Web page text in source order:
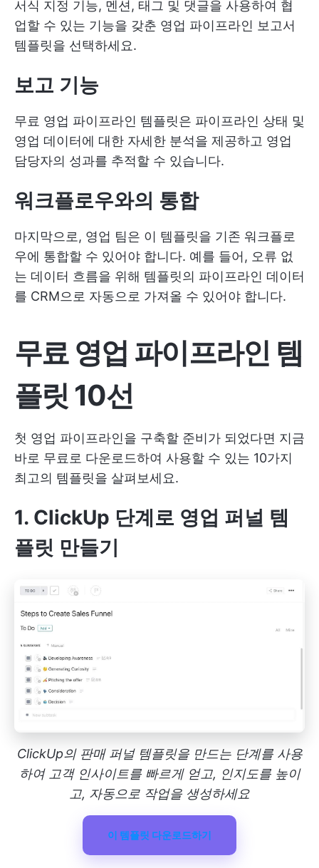
서식 지정 기능, 멘션, 태그 및 댓글을 사용하여 협
업할 수 있는 기능을 갖춘 영업 파이프라인 보고서
템플릿을 선택하세요.
보고 기능
무료 영업 파이프라인 템플릿은 파이프라인 상태 및
영업 데이터에 대한 자세한 분석을 제공하고 영업
담당자의 성과를 추적할 수 있습니다.
워크플로우와의 통합
마지막으로, 영업 팀은 이 템플릿을 기존 워크플로
우에 통합할 수 있어야 합니다. 예를 들어, 오류 없
는 데이터 흐름을 위해 템플릿의 파이프라인 데이터
를 CRM으로 자동으로 가져올 수 있어야 합니다.
무료 영업 파이프라인 템
플릿 10선
첫 영업 파이프라인을 구축할 준비가 되었다면 지금
바로 무료로 다운로드하여 사용할 수 있는 10가지
최고의 템플릿을 살펴보세요.
1. ClickUp 단계로 영업 퍼널 템
플릿 만들기
ClickUp의 판매 퍼널 템플릿을 만드는 단계를 사용
하여 고객 인사이트를 빠르게 얻고, 인지도를 높이
고, 자동으로 작업을 생성하세요
이 템플릿 다운로드하기